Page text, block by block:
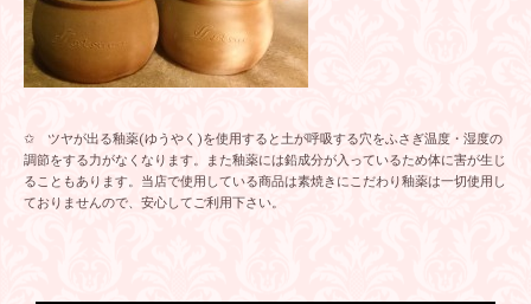
✩ ツヤが出る釉薬(ゆうやく)を使用すると土が呼吸する穴をふさぎ温度・湿度の
調節をする力がなくなります。また釉薬には鉛成分が入っているため体に害が生じ
ることもあります。当店で使用している商品は素焼きにこだわり釉薬は一切使用し
ておりませんので、安心してご利用下さい。